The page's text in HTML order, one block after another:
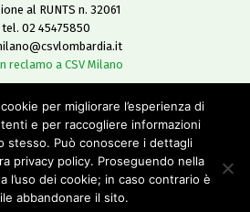
al RUNTS n. 32061
tel. 02 45475850
reclamo a CSV Milano
Copyright 2019
Rights Reserved
-
Privacy policy
Cookie policy
per migliorare l’esperienza di
e per raccogliere informazioni
stesso. Può conoscere i dettagli
privacy policy. Proseguendo nella
l’uso dei cookie; in caso contrario è
abbandonare il sito.